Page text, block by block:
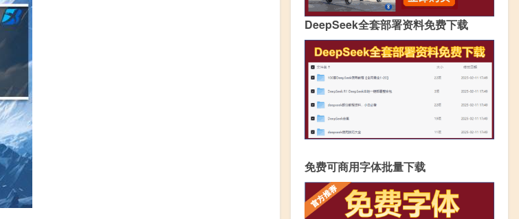
DeepSeek全套部署资料免费下载
免费可商用字体批量下载